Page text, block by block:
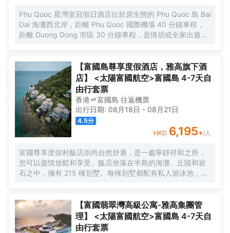
Phu Quoc 星灣皇冠假日酒店位於原生態的 Phu Quoc 島 Bai
Dai 海灘西北岸，距離 Phu Quoc 國際機場 40 分鐘車程，
距離 Duong Dong 市區 30 分鐘車程，是情侶或全家出遊的
的聚會和活動設施.
【富國島尊享度假酒店，雅高旗下酒
店】 <太陽富國航空>富國島 4-7天自
由行套票
香港 富國島 往返機票
出行日期: 08月18日 - 08月21日
4.5分
HKD 6,195+/人
富國尊享度假村飯店崇尚自然舒適，是一處寧靜祥和之所，
您可以盡情放鬆和享受。飯店坐落在半島的海灘、丘陵和岩
石之中，擁有 215 棟別墅。每棟別墅都配有私人游泳池，設
【富國翡翠灣高級公寓-雅高集團管
理】 <太陽富國航空>富國島 4-7天自
由行套票